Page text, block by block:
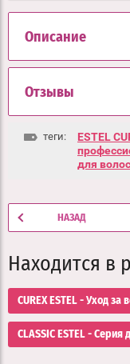
Описание
Отзывы
теги:
ESTEL
для
НАЗАД
Находится в
CUREX ESTEL - Уход за
CLASSIC ESTEL -